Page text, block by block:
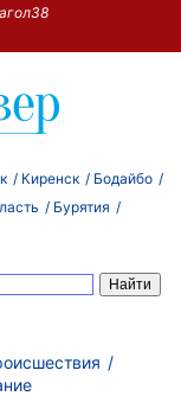
Киренск
Бодайбо
Бурятия